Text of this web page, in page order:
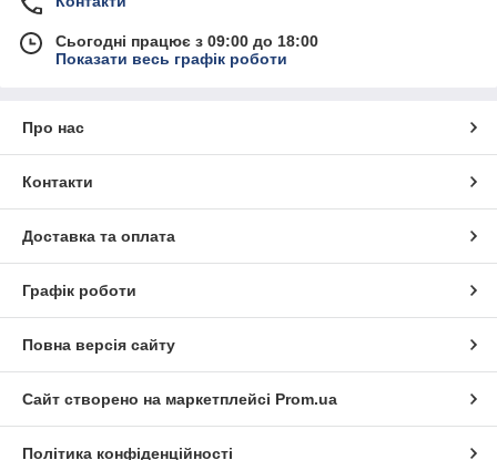
Сьогодні працює з 09:00 до 18:00
Показати весь графік роботи
Про нас
Контакти
Доставка та оплата
Графік роботи
Повна версія сайту
Сайт створено на маркетплейсі Prom.ua
Політика конфіденційності